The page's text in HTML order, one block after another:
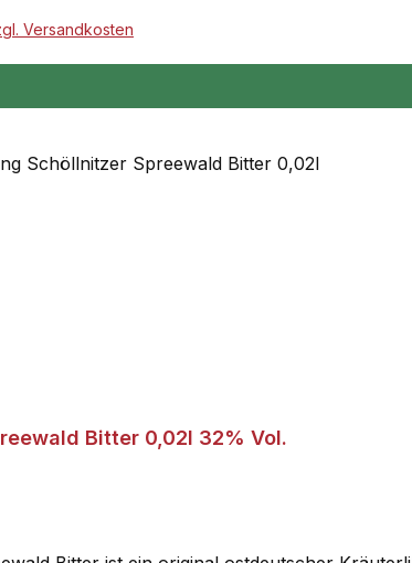
Versandkosten
von 5 von 5 Sternen
Bitter 0,02l 32% Vol.